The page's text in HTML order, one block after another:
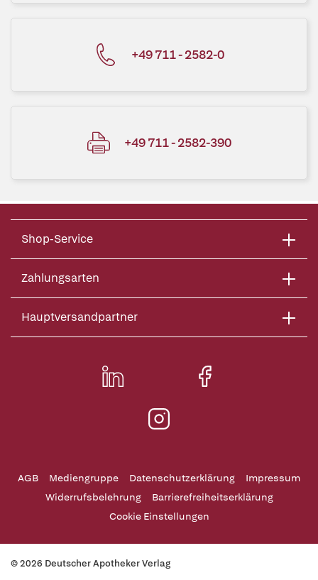
+49 711 - 2582-0
+49 711 - 2582-390
Shop-Service
Zahlungsarten
Hauptversandpartner
AGB Mediengruppe Datenschutzerklärung
Impressum
Widerrufsbelehrung
Barrierefreiheitserklärung
Cookie Einstellungen
© 2026 Deutscher Apotheker Verlag